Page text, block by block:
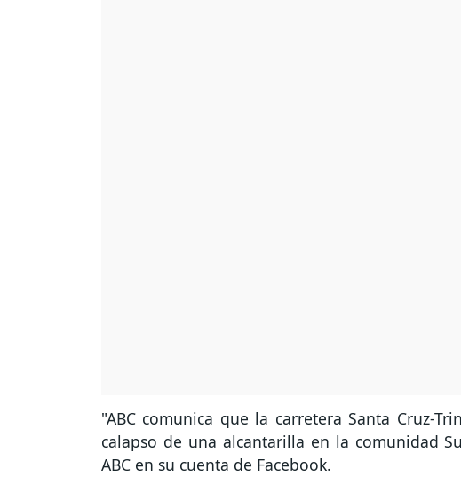
"ABC comunica que la carretera Santa Cruz-
calapso de una alcantarilla en la comunidad
ABC en su cuenta de Facebook.